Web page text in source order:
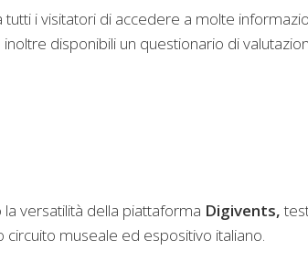
tutti i visitatori di accedere a molte
disponibili un questionario di
versatilità della piattaforma Digivents,
circuito museale ed espositivo italiano.